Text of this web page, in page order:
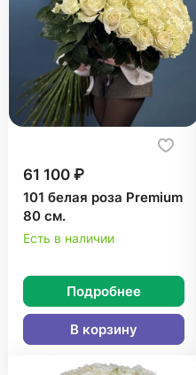
61 100 ₽
101 белая роза Premium
80 см.
Есть в наличии
Подробнее
В корзину